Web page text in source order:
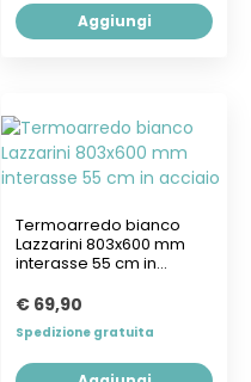
Aggiungi
Termoarredo bianco
Lazzarini 803x600 mm
interasse 55 cm in
€ 69,90
Spedizione gratuita